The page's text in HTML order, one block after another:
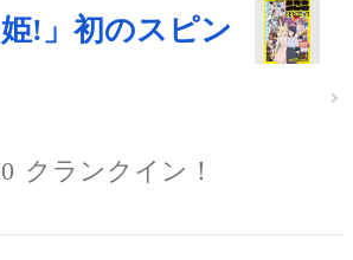
姫!」初のスピン
クランクイン！